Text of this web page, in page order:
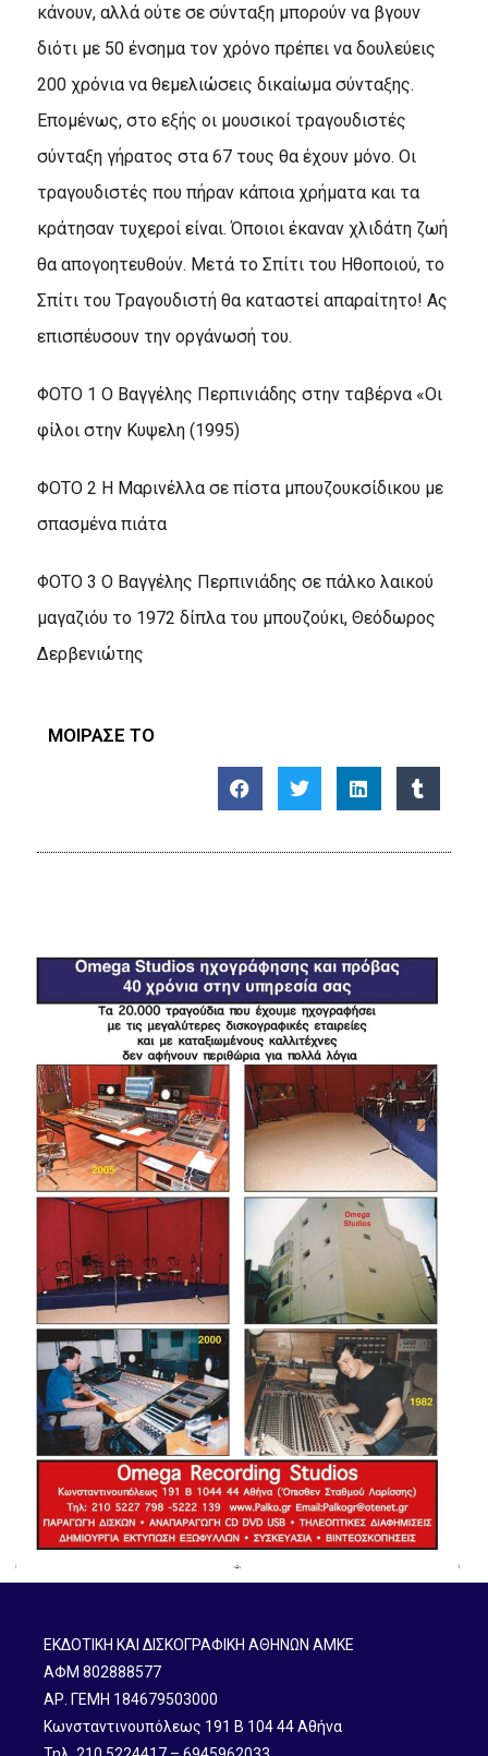
κάνουν, αλλά ούτε σε σύνταξη μπορούν να βγουν
διότι με 50 ένσημα τον χρόνο πρέπει να δουλεύεις
200 χρόνια να θεμελιώσεις δικαίωμα σύνταξης.
Eπομένως, στο εξής οι μουσικοί τραγουδιστές
σύνταξη γήρατος στα 67 τους θα έχουν μόνο. Oι
τραγουδιστές που πήραν κάποια χρήματα και τα
κράτησαν τυχεροί είναι. Όποιοι έκαναν χλιδάτη ζωή
θα απογοητευθούν. Mετά το Σπίτι του Hθοποιού, το
Σπίτι του Tραγουδιστή θα καταστεί απαραίτητο! Aς
επισπέυσουν την οργάνωσή του.
ΦΟΤΟ 1 Ο Βαγγέλης Περπινιάδης στην ταβέρνα «Οι
φίλοι στην Κυψελη (1995)
ΦΟΤΟ 2 Η Μαρινέλλα σε πίστα μπουζουκσίδικου με
σπασμένα πιάτα
ΦΟΤΟ 3 Ο Βαγγέλης Περπινιάδης σε πάλκο λαικού
μαγαζιόυ το 1972 δίπλα του μπουζούκι, Θεόδωρος
Δερβενιώτης
ΜΟΙΡΑΣΕ ΤΟ
ΕΚΔΟΤΙΚΗ ΚΑΙ ΔΙΣΚΟΓΡΑΦΙΚΗ ΑΘΗΝΩΝ ΑΜΚΕ
ΑΦΜ 802888577
ΑΡ. ΓΕΜΗ 184679503000
Κωνσταντινουπόλεως 191 B 104 44 Αθήνα